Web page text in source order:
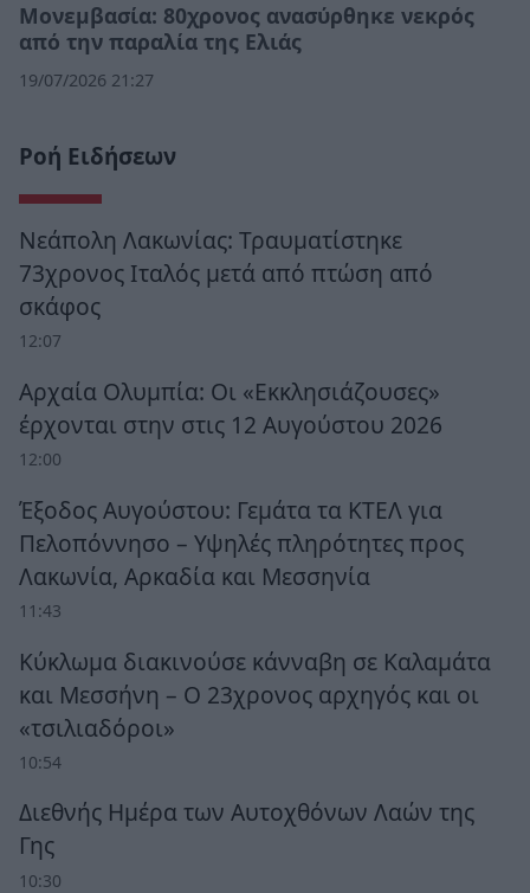
Μονεμβασία: 80χρονος ανασύρθηκε νεκρός
από την παραλία της Ελιάς
19/07/2026 21:27
Ροή Ειδήσεων
Νεάπολη Λακωνίας: Τραυματίστηκε
73χρονος Ιταλός μετά από πτώση από
σκάφος
12:07
Αρχαία Ολυμπία: Οι «Εκκλησιάζουσες»
έρχονται στην στις 12 Αυγούστου 2026
12:00
Έξοδος Αυγούστου: Γεμάτα τα ΚΤΕΛ για
Πελοπόννησο – Υψηλές πληρότητες προς
Λακωνία, Αρκαδία και Μεσσηνία
11:43
Κύκλωμα διακινούσε κάνναβη σε Καλαμάτα
και Μεσσήνη – Ο 23χρονος αρχηγός και οι
«τσιλιαδόροι»
10:54
Διεθνής Ημέρα των Αυτοχθόνων Λαών της
Γης
10:30